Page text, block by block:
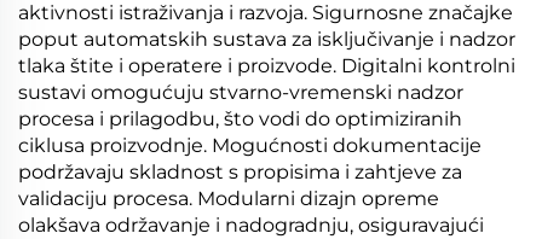
aktivnosti istraživanja i razvoja. Sigurnosne značajke
poput automatskih sustava za isključivanje i nadzor
tlaka štite i operatere i proizvode. Digitalni kontrolni
sustavi omogućuju stvarno-vremenski nadzor
procesa i prilagodbu, što vodi do optimiziranih
ciklusa proizvodnje. Mogućnosti dokumentacije
podržavaju skladnost s propisima i zahtjeve za
validaciju procesa. Modularni dizajn opreme
olakšava održavanje i nadogradnju, osiguravajući